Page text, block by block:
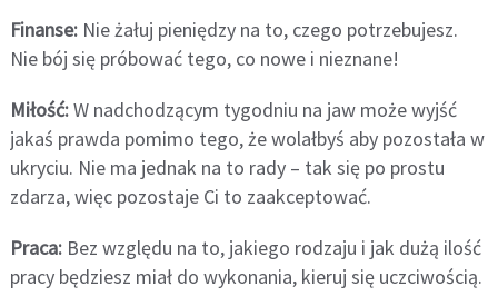
Finanse:Nie żałuj pieniędzy na to, czego potrzebujesz.
Nie bój się próbować tego, co nowe i nieznane!
Miłość:W nadchodzącym tygodniu na jaw może wyjść
jakaś prawda pomimo tego, że wolałbyś aby pozostała w
ukryciu. Nie ma jednak na to rady – tak się po prostu
zdarza, więc pozostaje Ci to zaakceptować.
Praca:Bez względu na to, jakiego rodzaju i jak dużą ilość
pracy będziesz miał do wykonania, kieruj się uczciwością.